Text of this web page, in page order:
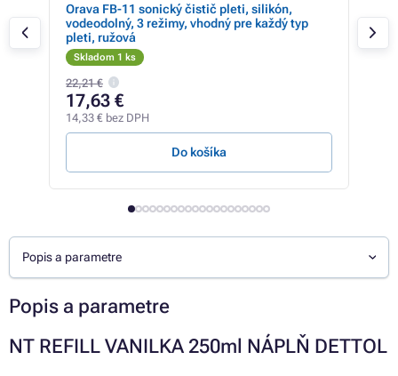
Orava FB-11 sonický čistič pleti, silikón,
vodeodolný, 3 režimy, vhodný pre každý typ
pleti, ružová
Skladom 1 ks
22,21 €
17,63 €
14,33 € bez DPH
Do košíka
Popis a parametre
Popis a parametre
NT REFILL VANILKA 250ml NÁPLŇ DETTOL